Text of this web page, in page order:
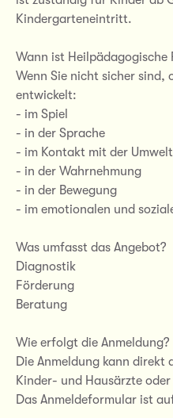
Kindergarteneintritt.
Wann ist Heilpädagogische
Wenn Sie nicht sicher sind,
entwickelt:
- im Spiel
- in der Sprache
- im Kontakt mit der Umwelt
- in der Wahrnehmung
- in der Bewegung
- im emotionalen und
Was umfasst das Angebot?
Diagnostik
Förderung
Beratung
Wie erfolgt die Anmeldung?
Die Anmeldung kann direkt
Kinder- und Hausärzte
Das Anmeldeformular ist